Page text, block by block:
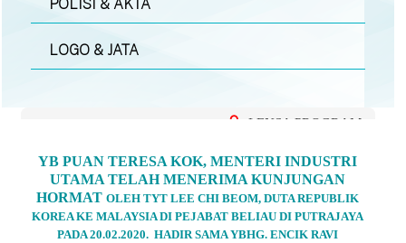
POLISI & AKTA
LOGO & JATA
LENSA PROGRAM
YB PUAN TERESA KOK, MENTERI INDUSTRI
UTAMA TELAH MENERIMA KUNJUNGAN
HORMATOLEH TYT LEE CHI BEOM, DUTA REPUBLIK
KOREA KE MALAYSIA DI PEJABAT BELIAUDI PUTRAJAYA
PADA 20.02.2020. HADIR SAMA YBHG. ENCIK RAVI